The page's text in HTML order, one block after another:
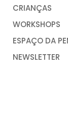
CRIANÇAS
WORKSHOPS
ESPAÇO DA
NEWSLETTER